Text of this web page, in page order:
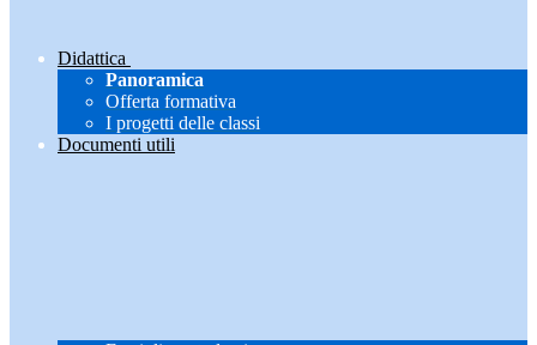
Didattica
Panoramica
Offerta formativa
I progetti delle classi
Documenti utili